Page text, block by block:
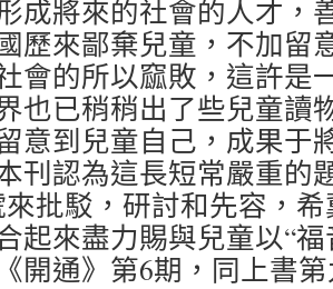
成將來的社會的人才，
來鄙棄兒童，不加留
會的所以窳敗，這許是
也已稍稍出了些兒童讀
意到兒童自己，成果于
刊認為這長短常嚴重的
來批駁，研討和先容，
起來盡力賜與兒童以“
開通》第6期，同上書